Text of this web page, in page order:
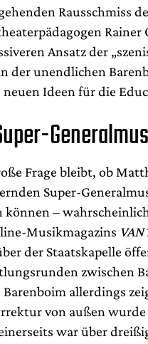
Rausschmiss
Ansatz der
der unendlichen
neuen Ideen für die
Frage bleibt, ob
Super-
können –
Musikmagazins VAN
der Staatskapelle
zwischen
allerdings
von außen
war über